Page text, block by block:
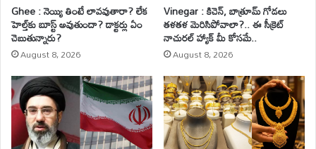
Ghee : నెయ్యి తింటే లావవుతారా? లేక
హెల్త్‌కు బూస్ట్ అవుతుందా? డాక్టర్లు ఏం
చెబుతున్నారు?
August 8, 2026
Vinegar : కిచెన్, బాత్రూమ్ గోడలు
తళతళ మెరిసిపోవాలా?.. ఈ సీక్రెట్
నాచురల్ హ్యాక్ మీ కోసమే..
August 8, 2026